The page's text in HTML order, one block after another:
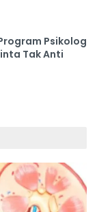
Psikolog
Tak Anti